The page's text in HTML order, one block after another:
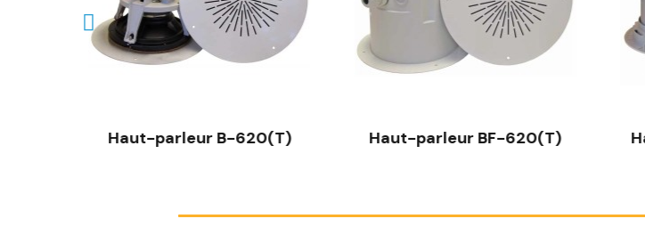
Haut-parleur B-620(T) Haut-parleur BF-620(T)